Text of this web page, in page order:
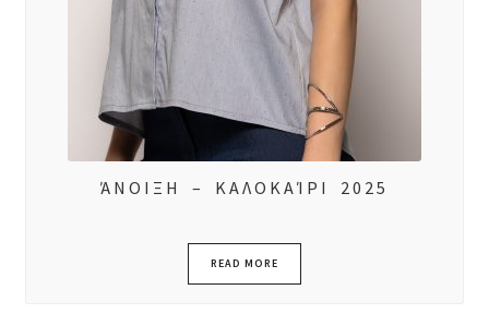
ΆΝΟΙΞΗ – ΚΑΛΟΚΑΊΡΙ 2025
READ MORE